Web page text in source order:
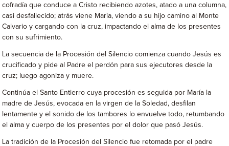
cofradía que conduce a Cristo recibiendo azotes, atado a una columna,
casi desfallecido; atrás viene María, viendo a su hijo camino al Monte
Calvario y cargando con la cruz, impactando el alma de los presentes
con su sufrimiento.
La secuencia de la Procesión del Silencio comienza cuando Jesús es
crucificado y pide al Padre el perdón para sus ejecutores desde la
cruz; luego agoniza y muere.
Continúa el Santo Entierro cuya procesión es seguida por María la
madre de Jesús, evocada en la virgen de la Soledad, desfilan
lentamente y el sonido de los tambores lo envuelve todo, retumbando
el alma y cuerpo de los presentes por el dolor que pasó Jesús.
La tradición de la Procesión del Silencio fue retomada por el padre